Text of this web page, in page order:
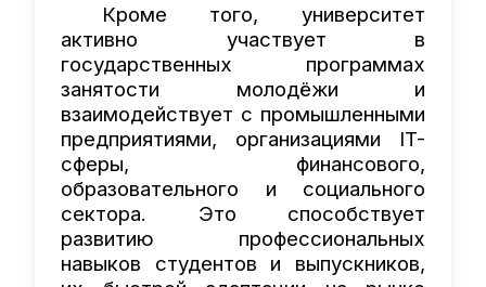
Кроме того, университет
активно участвует в
государственных программах
занятости молодёжи и
взаимодействует с промышленными
предприятиями, организациями IT-
сферы, финансового,
образовательного и социального
сектора. Это способствует
развитию профессиональных
навыков студентов и выпускников,